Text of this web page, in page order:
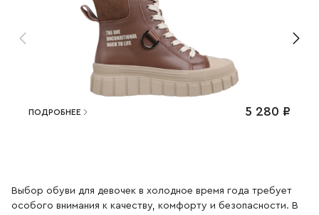
ПОДРОБНЕЕ 5 280 ₽
Выбор обуви для девочек в холодное время года требует
особого внимания к качеству, комфорту и безопасности. В